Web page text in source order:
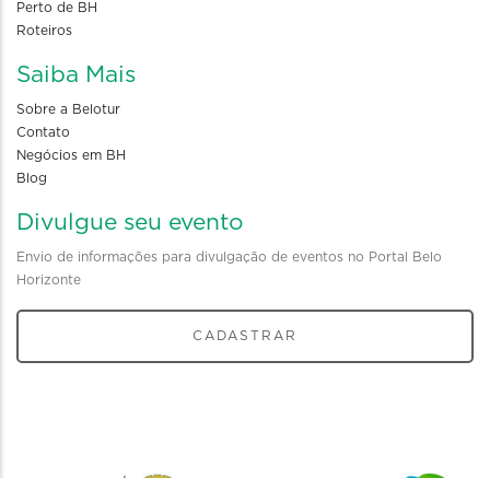
Perto de BH
Roteiros
Saiba Mais
Sobre a Belotur
Contato
Negócios em BH
Blog
Divulgue seu evento
Envio de informações para divulgação de eventos no Portal Belo
Horizonte
CADASTRAR